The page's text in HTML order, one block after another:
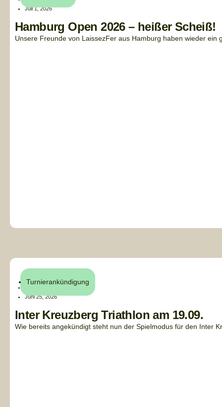
Juli 1, 2026
Hamburg Open 2026 – heißer Scheiß!
Unsere Freunde von LaissezFer aus Hamburg haben wieder
Turnierankündigung
Juni 25, 2026
Inter Kreuzberg Triathlon am 19.09.
Wie bereits angekündigt steht nun der Spielmodus für den Inter